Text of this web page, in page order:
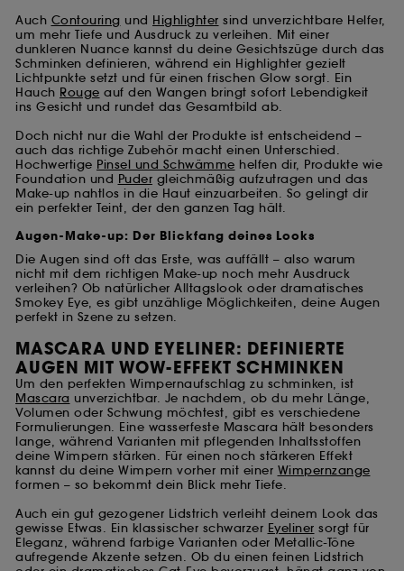
Auch Contouring und Highlighter sind unverzichtbare Helfer,
um mehr Tiefe und Ausdruck zu verleihen. Mit einer
dunkleren Nuance kannst du deine Gesichtszüge durch das
Schminken definieren, während ein Highlighter gezielt
Lichtpunkte setzt und für einen frischen Glow sorgt. Ein
Hauch Rouge auf den Wangen bringt sofort Lebendigkeit
ins Gesicht und rundet das Gesamtbild ab.
Doch nicht nur die Wahl der Produkte ist entscheidend –
auch das richtige Zubehör macht einen Unterschied.
Hochwertige Pinsel und Schwämme helfen dir, Produkte wie
Foundation und Puder gleichmäßig aufzutragen und das
Make-up nahtlos in die Haut einzuarbeiten. So gelingt dir
ein perfekter Teint, der den ganzen Tag hält.
Augen-Make-up: Der Blickfang deines Looks
Die Augen sind oft das Erste, was auffällt – also warum
nicht mit dem richtigen Make-up noch mehr Ausdruck
verleihen? Ob natürlicher Alltagslook oder dramatisches
Smokey Eye, es gibt unzählige Möglichkeiten, deine Augen
perfekt in Szene zu setzen.
MASCARA UND EYELINER: DEFINIERTE
AUGEN MIT WOW-EFFEKT SCHMINKEN
Um den perfekten Wimpernaufschlag zu schminken, ist
Mascara unverzichtbar. Je nachdem, ob du mehr Länge,
Volumen oder Schwung möchtest, gibt es verschiedene
Formulierungen. Eine wasserfeste Mascara hält besonders
lange, während Varianten mit pflegenden Inhaltsstoffen
deine Wimpern stärken. Für einen noch stärkeren Effekt
kannst du deine Wimpern vorher mit einer Wimpernzange
formen – so bekommt dein Blick mehr Tiefe.
Auch ein gut gezogener Lidstrich verleiht deinem Look das
gewisse Etwas. Ein klassischer schwarzer Eyeliner sorgt für
Eleganz, während farbige Varianten oder Metallic-Töne
aufregende Akzente setzen. Ob du einen feinen Lidstrich